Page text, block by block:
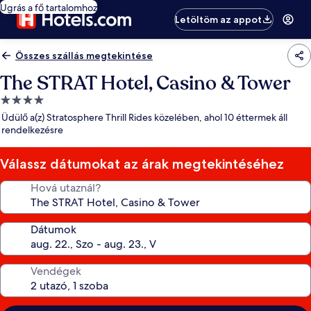
Ugrás a fő tartalomhoz
Letöltöm az appot
Összes szállás megtekintése
The STRAT Hotel, Casino & Tower
4.0
csillagos
szálláshely
Üdülő a(z) Stratosphere Thrill Rides közelében, ahol 10 éttermek áll
rendelkezésre
Válassz dátumokat az árak megtekintéséhez
Hová utaznál?
Dátumok
Vendégek